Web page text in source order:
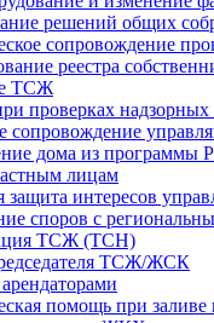
решений общих
сопровождение
реестра
ТСЖ
проверках надзорных
сопровождение
дома из программы
лицам
защита интересов
споров с
ТСЖ (ТСН)
ТСЖ/ЖСК
помощь при заливе